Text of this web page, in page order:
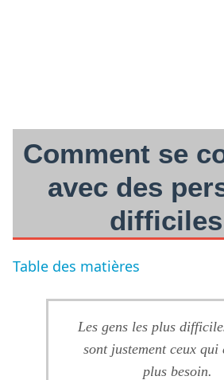
Comment se
avec des
Table des matières
Les gens les plus
sont justement ceux qui
plus besoin.